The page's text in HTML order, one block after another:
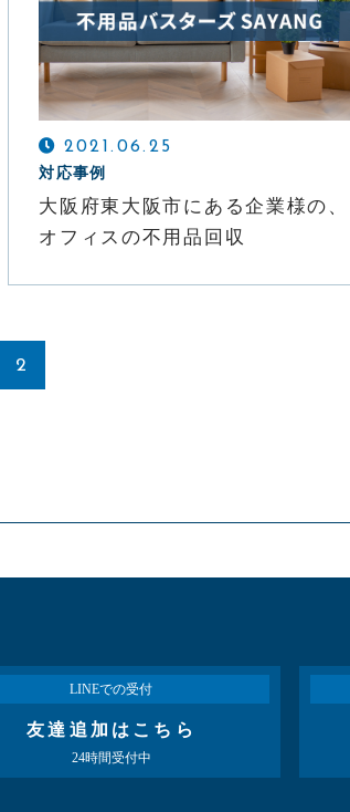
2021.06.25
対応事例
大阪府東大阪市にある企業様の、
オフィスの不用品回収
2
LINEでの受付
友達追加はこちら
24時間受付中